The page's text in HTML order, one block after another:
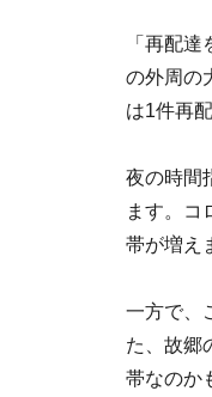
「再配
の外周の
は1件再
夜の時間
ます。コ
帯が増え
一方で、
た、故郷
帯なのか